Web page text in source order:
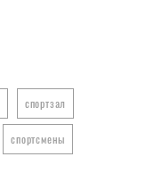
спортзал
спортсмены